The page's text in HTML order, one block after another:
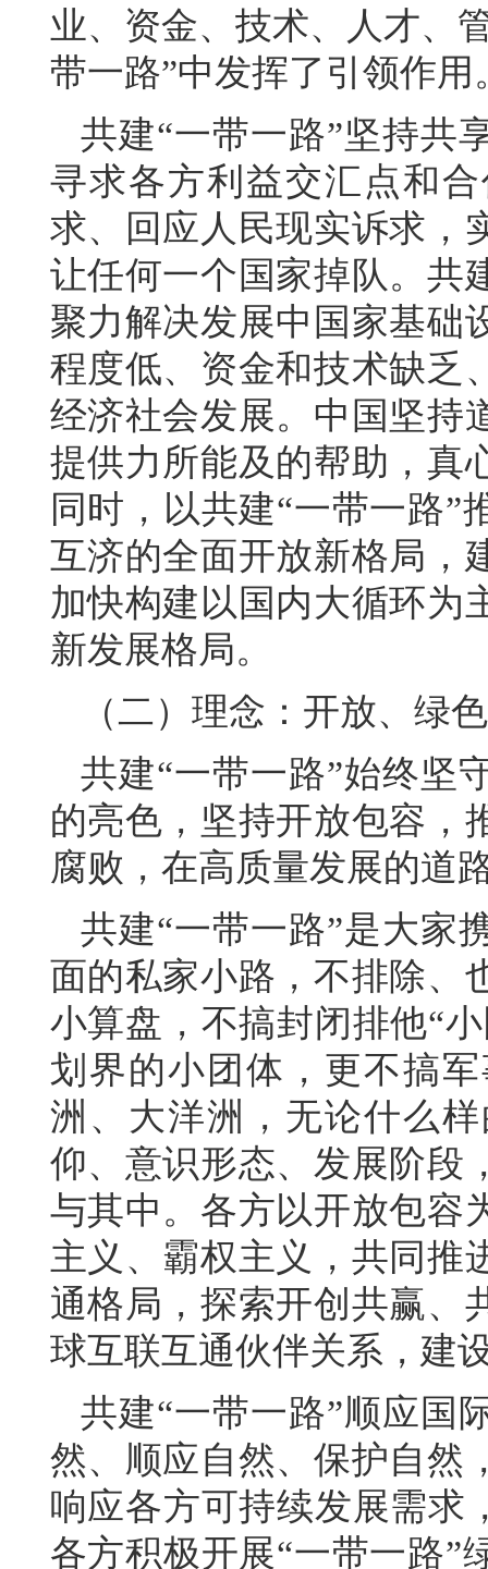
业、资金、技术、人才、
带一路”中发挥了引领作用
共建“一带一路”坚持共
寻求各方利益交汇点和
求、回应人民现实诉求，
让任何一个国家掉队。共
聚力解决发展中国家基础
程度低、资金和技术缺乏
经济社会发展。中国坚持
提供力所能及的帮助，真
同时，以共建“一带一路”
互济的全面开放新格局，
加快构建以国内大循环为
新发展格局。
（二）理念：开放、绿
共建“一带一路”始终坚
的亮色，坚持开放包容，
腐败，在高质量发展的道
共建“一带一路”是大家
面的私家小路，不排除、
小算盘，不搞封闭排他“
划界的小团体，更不搞
洲、大洋洲，无论什么
仰、意识形态、发展阶段
与其中。各方以开放包容
主义、霸权主义，共同推
通格局，探索开创共赢、
球互联互通伙伴关系，建
共建“一带一路”顺应国
然、顺应自然、保护自然
响应各方可持续发展需求
各方积极开展“一带一路”